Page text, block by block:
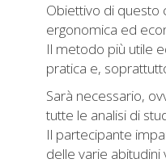
Obiettivo di questo
ergonomica ed
Il metodo più utile
pratica e,
Sarà necessario,
tutte le analisi di
Il partecipante
delle varie abitudini